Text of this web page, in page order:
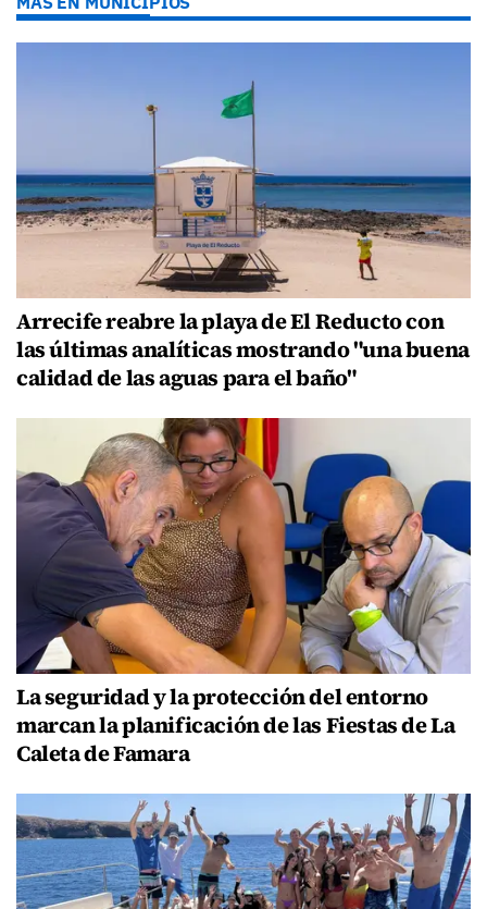
Arrecife reabre la playa de El Reducto con
las últimas analíticas mostrando "una buena
calidad de las aguas para el baño"
La seguridad y la protección del entorno
marcan la planificación de las Fiestas de La
Caleta de Famara